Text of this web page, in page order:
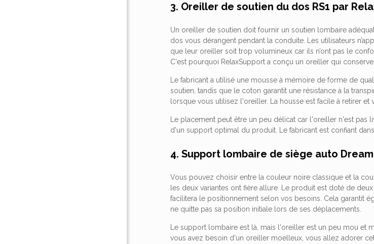
3. Oreiller de soutien du dos RS1 par
Un oreiller de soutien doit fournir un soutien lombaire
dos vous dérangent pendant la conduite. Les utilisateurs
que leur oreiller soit trop volumineux car ils n’ont pas le
C'est pourquoi RelaxSupport a conçu un oreiller qui
Le fabricant a utilisé une mousse à mémoire de forme de
soutien, tandis que le coton garantit une résistance à la
lorsque vous utilisez l'oreiller. La housse est facile à retirer et
Le placement peut être un peu délicat car l'oreiller n'est
d'un support optimal du produit. Le fabricant est confiant
4. Support lombaire de siège auto
Vous pouvez choisir entre la couleur noire classique et la
les deux variantes ont fière allure. Le produit est doté de
facilitera le positionnement selon vos besoins. Cela garantit
ne quitte pas sa position initiale lors de ses déplacements.
Le support lombaire est là, mais l'oreiller est un peu mou et
vous avez besoin d'un oreiller moelleux, vous allez adorer